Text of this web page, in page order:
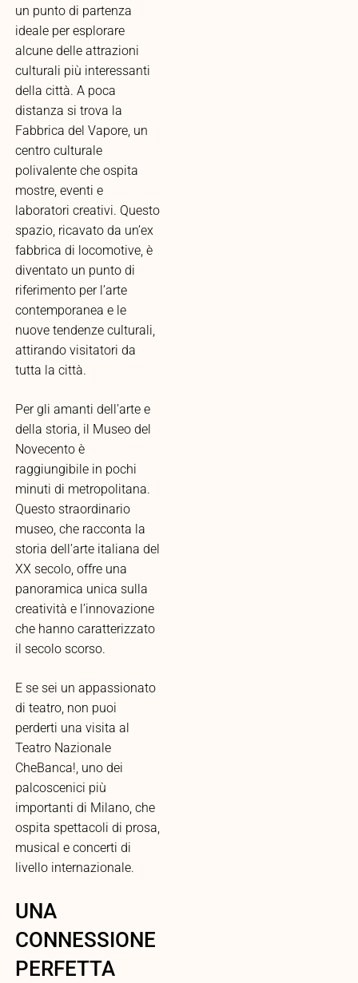
un punto di partenza
ideale per esplorare
alcune delle attrazioni
culturali più interessanti
della città. A poca
distanza si trova la
Fabbrica del Vapore, un
centro culturale
polivalente che ospita
mostre, eventi e
laboratori creativi. Questo
spazio, ricavato da un’ex
fabbrica di locomotive, è
diventato un punto di
riferimento per l’arte
contemporanea e le
nuove tendenze culturali,
attirando visitatori da
tutta la città.
Per gli amanti dell’arte e
della storia, il Museo del
Novecento è
raggiungibile in pochi
minuti di metropolitana.
Questo straordinario
museo, che racconta la
storia dell’arte italiana del
XX secolo, offre una
panoramica unica sulla
creatività e l’innovazione
che hanno caratterizzato
il secolo scorso.
E se sei un appassionato
di teatro, non puoi
perderti una visita al
Teatro Nazionale
CheBanca!, uno dei
palcoscenici più
importanti di Milano, che
ospita spettacoli di prosa,
musical e concerti di
livello internazionale.
UNA
CONNESSIONE
PERFETTA